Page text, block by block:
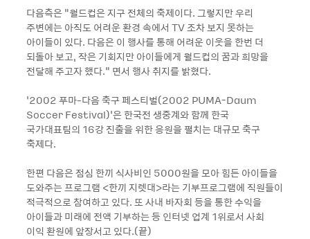
다음측은 “월드컵은 지구 전체의 축제이다. 그렇지만 우리
주변에는 아직도 어려운 환경 속에서 TV 조차 보지 못하는
아이들이 있다. 다음은 이 행사를 통해 어려운 이웃을 한번 더
되돌아 보고, 작은 기회지만 아이들에게 월드컵의 꿈과 희망을
전달해 주고자 했다.” 면서 행사 취지를 밝혔다.
‘2002 푸마-다음 축구 페스티벌(2002 PUMA-Daum
Soccer Festival)’은 한국전 생중계와 함께 한국
국가대표팀의 16강 진출을 위한 응원을 펼치는 대규모 축구
축제다.
한편 다음은 점심 한끼 식사비인 5000원을 모아 힘든 아이들을
도와주는 프로그램 <한끼 지렛대>라는 기부프로그램에 직원들이
적극적으로 참여하고 있다. 또 사내 바자회 등을 통한 수익을
아이들과 미래에 전액 기부하는 등 인터넷 업계 1위로서 사회
이익 환원에 앞장서고 있다.(끝)